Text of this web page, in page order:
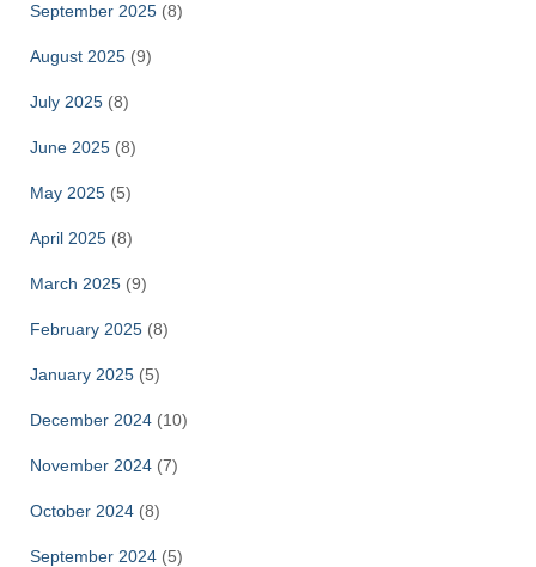
September 2025 (8)
August 2025 (9)
July 2025 (8)
June 2025 (8)
May 2025 (5)
April 2025 (8)
March 2025 (9)
February 2025 (8)
January 2025 (5)
December 2024 (10)
November 2024 (7)
October 2024 (8)
September 2024 (5)